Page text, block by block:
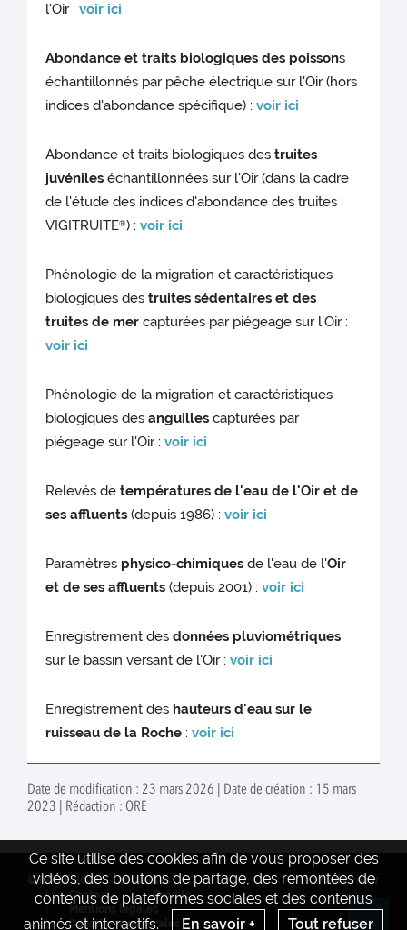
l'Oir :voir ici
Abondance et traits biologiques des poissons
échantillonnés par pêche électrique sur l'Oir (hors
indices d'abondance spécifique) :voir ici
Abondance et traits biologiques des truites
juvéniles échantillonnées sur l'Oir (dans la cadre
de l'étude des indices d'abondance des truites :
VIGITRUITE®) :voir ici
Phénologie de la migration et caractéristiques
biologiques destruites sédentaires et des
truites de mer capturées par piégeage sur l'Oir :
voir ici
Phénologie de la migration et caractéristiques
biologiques desanguillescapturées par
piégeage sur l'Oir :voir ici
Relevés detempératures de l'eau de l'Oir et de
ses affluents (depuis 1986) : voir ici
Paramètres physico-chimiques de l'eau de l'Oir
et de ses affluents (depuis 2001) : voir ici
Enregistrement desdonnées pluviométriques
sur le bassin versant de l'Oir :voir ici
Enregistrement des hauteurs d'eau sur le
ruisseau de la Roche :voir ici
Date de modification : 23 mars 2026 | Date de création : 15 mars
2023 | Rédaction : ORE
Ce site utilise des cookies afin de vous proposer des
vidéos, des boutons de partage, des remontées de
contenus de plateformes sociales et des contenus
animés et interactifs.
En savoir + Tout refuser
© INRAE 2022
Actualités
Contact
Crédits
Mentions legales
Conditions générales
www.inrae.fr